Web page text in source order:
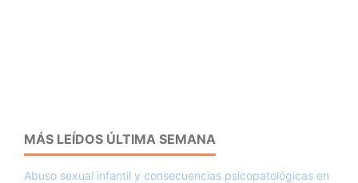
MÁS LEÍDOS ÚLTIMA SEMANA
Abuso sexual infantil y consecuencias psicopatológicas en